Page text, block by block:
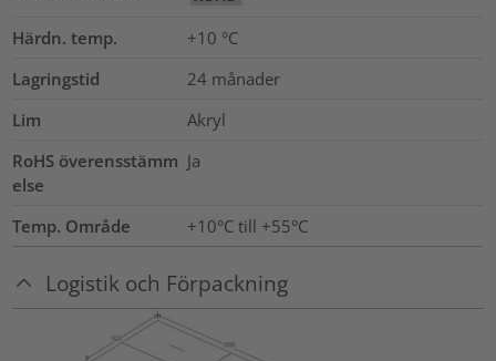
Härdn. temp.
+10 °C
Lagringstid
24 månader
Lim
Akryl
RoHS överensstämm
else
Ja
Temp. Område +10°C till +55°C
Logistik och Förpackning